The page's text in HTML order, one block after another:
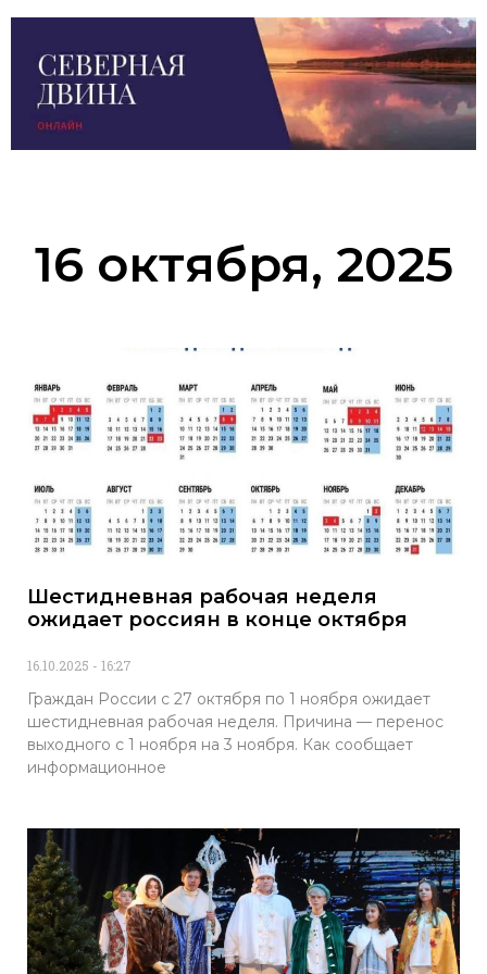
16 октября, 2025
Шестидневная рабочая неделя
ожидает россиян в конце октября
16.10.2025 16:27
Граждан России с 27 октября по 1 ноября ожидает
шестидневная рабочая неделя. Причина — перенос
выходного с 1 ноября на 3 ноября. Как сообщает
информационное